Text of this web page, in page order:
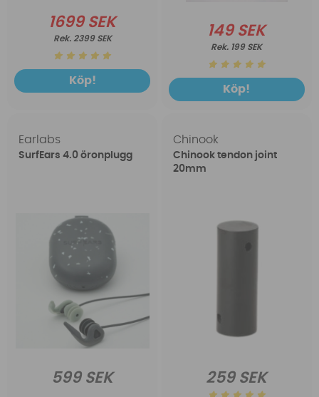
1699 SEK
2399 SEK
Köp!
149 SEK
199 SEK
Köp!
Earlabs
SurfEars 4.0 öronplugg
599 SEK
Chinook
Chinook tendon joint
20mm
259 SEK